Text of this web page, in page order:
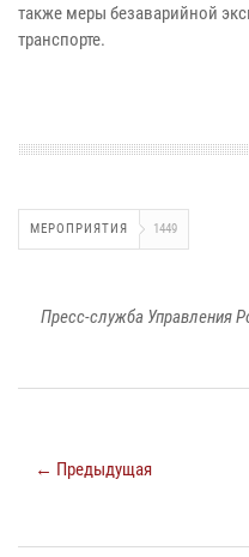
также меры безаварийной
транспорте.
МЕРОПРИЯТИЯ 1449
Пресс-служба Управления
← Предыдущая